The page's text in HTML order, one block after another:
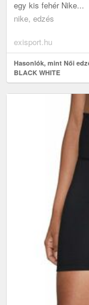
egy kis fehér Nike...
nike, edzés
exisport.hu
Hasonlók, mint Női
BLACK WHITE